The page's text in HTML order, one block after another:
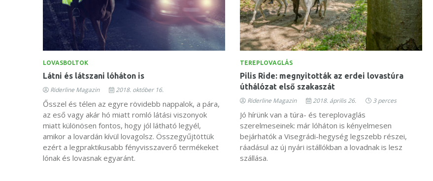
LOVASBOLTOK
Látni és látszani lóháton is
Riderline Magazin 2018. október 16.
Ősszel és télen az egyre rövidebb nappalok, a pára,
az eső vagy akár hó miatt romló látási viszonyok
miatt különösen fontos, hogy jól látható legyél,
amikor a lovardán kívül lovagolsz. Összegyűjtöttük
ezért a legpraktikusabb fényvisszaverő termékeket
lónak és lovasnak egyaránt.
TEREPLOVAGLÁS
Pilis Ride: megnyitották az erdei lovastúra
úthálózat első szakaszát
Riderline Magazin 2018. április 26. 3 perces
Jó hírünk van a túra- és tereplovaglás
szerelmeseinek: már lóháton is kényelmesen
bejárhatók a Visegrádi-hegység legszebb részei,
ráadásul az új nyári istállókban a lovadnak is lesz
szállása.